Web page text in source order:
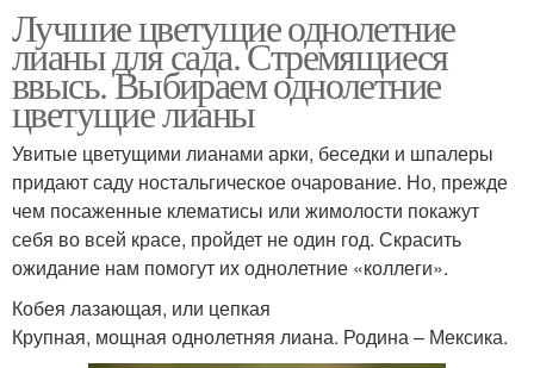
Лучшие цветущие однолетние
лианы для сада. Стремящиеся
ввысь. Выбираем однолетние
цветущие лианы
Увитые цветущими лианами арки, беседки и шпалеры
придают саду ностальгическое очарование. Но, прежде
чем посаженные клематисы или жимолости покажут
себя во всей красе, пройдет не один год. Скрасить
ожидание нам помогут их однолетние «коллеги».
Кобея лазающая, или цепкая
Крупная, мощная однолетняя лиана. Родина – Мексика.